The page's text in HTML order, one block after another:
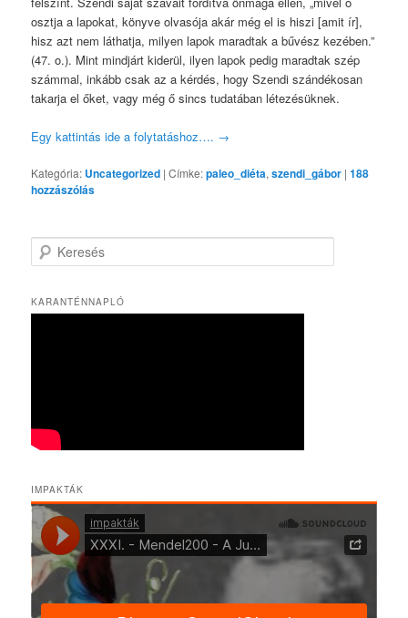
osztja a lapokat, könyve olvasója akár még el is hiszi [amit ír],
hisz azt nem láthatja, milyen lapok maradtak a bűvész kezében.”
(47. o.). Mint mindjárt kiderül, ilyen lapok pedig maradtak szép
számmal, inkább csak az a kérdés, hogy Szendi szándékosan
takarja el őket, vagy még ő sincs tudatában létezésüknek.
Egy kattintás ide a folytatáshoz…. →
Kategória: Uncategorized |Címke:paleo_diéta,szendi_gábor |188
hozzászólás
e
e
s
KARANTÉNNAPLÓ
IMPAKTÁK